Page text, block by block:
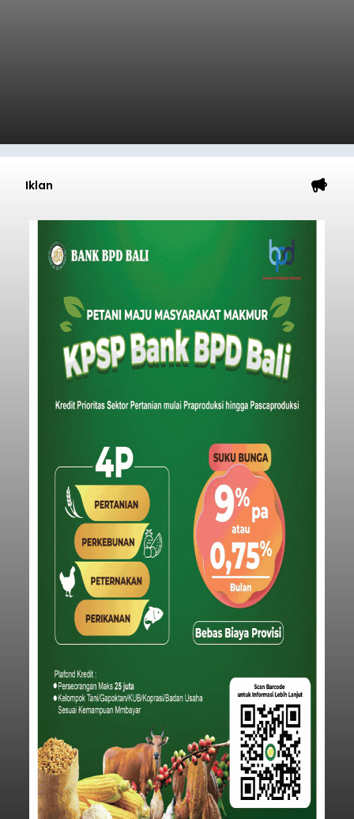
Iklan